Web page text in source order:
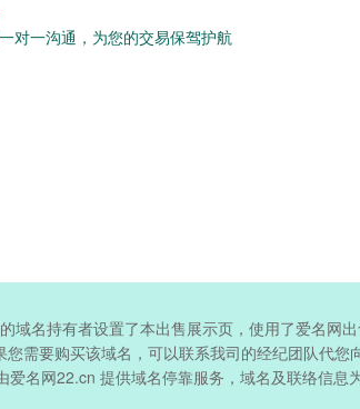
对一沟通，为您的交易保驾护航
域名持有者设置了本出售展示页，使用了爱名网
您需要购买该域名，可以联系我司的经纪团队代您
爱名网22.cn 提供域名停靠服务，域名及联络信息